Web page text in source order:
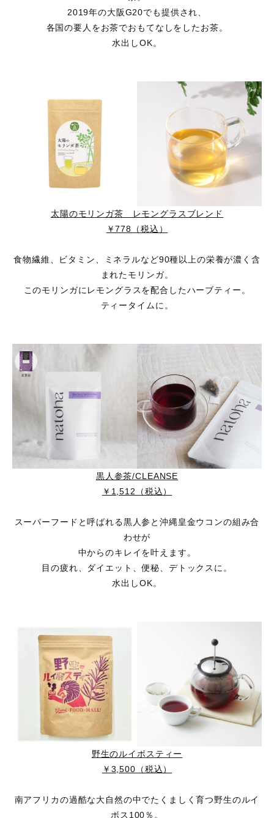
2019年の大阪G20でも提供され、
各国の要人をお茶でおもてなしをしたお茶。
水出しOK。
太陽のモリンガ茶 レモングラスブレンド
￥778（税込）
食物繊維、ビタミン、ミネラルなど90種以上の栄養が濃く含
まれたモリンガ。
このモリンガにレモングラスを配合したハーブティー。
ティータイムに。
黒人参茶/CLEANSE
￥1,512（税込）
スーパーフードと呼ばれる黒人参と沖縄皇金ウコンの組み合
わせが
中からのキレイを叶えます。
目の疲れ、ダイエット、便秘、デトックスに。
水出しOK。
野生のルイボスティー
￥3,500（税込）
南アフリカの過酷な大自然の中でたくましく育つ野生のルイ
ボス100％。